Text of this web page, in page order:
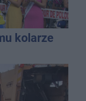
kolarze